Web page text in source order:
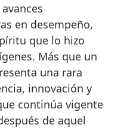
en desempeño,
que lo hizo
Más que un
una rara
innovación y
continúa vigente
de aquel